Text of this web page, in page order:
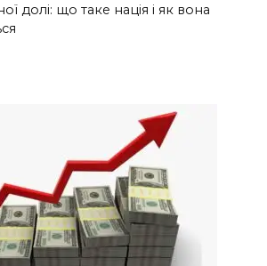
долі: що таке нація і як вона